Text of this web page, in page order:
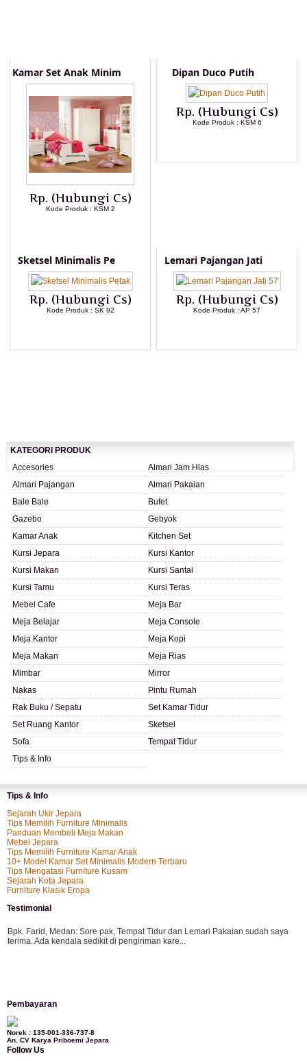
Kamar Set Anak Minim
Rp. (Hubungi Cs)
Kode Produk : KSM 2
Dipan Duco Putih
Rp. (Hubungi Cs)
Kode Produk : KSM 6
Sketsel Minimalis Pe
Rp. (Hubungi Cs)
Kode Produk : SK 92
Lemari Pajangan Jati
Rp. (Hubungi Cs)
Kode Produk : AP 57
KATEGORI PRODUK
Accesories
Almari Jam Hias
Almari Pajangan
Almari Pakaian
Bale Bale
Bufet
Gazebo
Gebyok
Kamar Anak
Kitchen Set
Kursi Jepara
Kursi Kantor
Kursi Makan
Kursi Santai
Kursi Tamu
Kursi Teras
Mebel Cafe
Meja Bar
Meja Belajar
Meja Console
Meja Kantor
Meja Kopi
Meja Makan
Meja Rias
Mimbar
Mirror
Nakas
Pintu Rumah
Rak Buku / Sepatu
Set Kamar Tidur
Set Ruang Kantor
Sketsel
Sofa
Tempat Tidur
Tips & Info
Tips & Info
Sejarah Ukir Jepara
Tips Memilih Furniture Minimalis
Panduan Membeli Meja Makan
Mebel Jepara
Tips Memilih Furniture Kamar Anak
10+ Model Kamar Set Minimalis Modern Terbaru
Tips Mengatasi Furniture Kusam
Sejarah Kota Jepara
Furniture Klasik Eropa
Testimonial
Bpk. Farid, Medan: Sore pak, Tempat Tidur dan Lemari Pakaian sudah saya
terima. Ada kendala sedikit di pengiriman kare...
kursi teras saya sudah saya terima dan p...
Pembayaran
Norek : 135-001-336-737-8
An. CV Karya Priboemi Jepara
Follow Us